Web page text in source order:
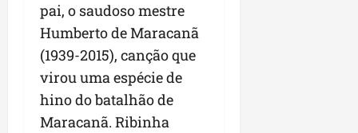
pai, o saudoso mestre
Humberto de Maracanã
(1939-2015), canção que
virou uma espécie de
hino do batalhão de
Maracanã. Ribinha